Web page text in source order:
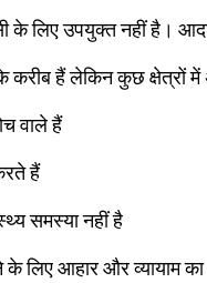
के लिए उपयुक्त नहीं है।
करीब हैं लेकिन कुछ क्षेत्रों में
वाले हैं
हैं
समस्या नहीं है
लिए आहार और व्यायाम